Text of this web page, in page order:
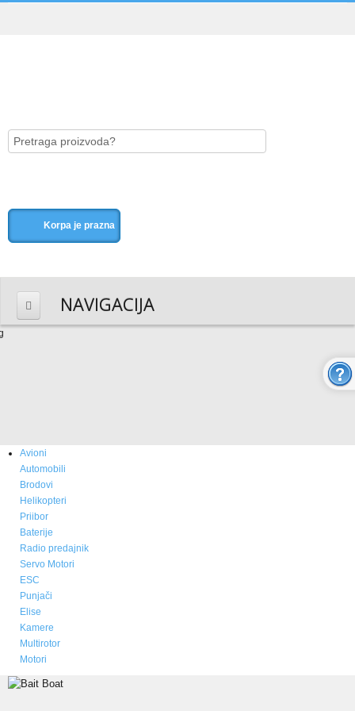
Korpa je prazna
NAVIGACIJA
Aktuelno
ONLINE SHOP
MULTICOPTER
RC AVIONI
Modeli aviona
Prodaja i cene aviona
Rezervni delovi - boje - izgled
Avioni
Automobili
Brodovi
Helikopteri
Priibor
Baterije
Radio predajnik
Servo Motori
ESC
Punjači
Elise
Kamere
Multirotor
Motori